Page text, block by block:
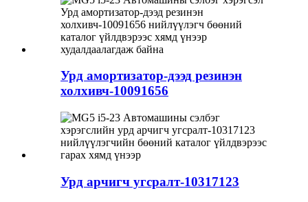
Урд амортизатор-дээд резинэн
холхивч-10091656
Урд арчигч угсралт-10317123